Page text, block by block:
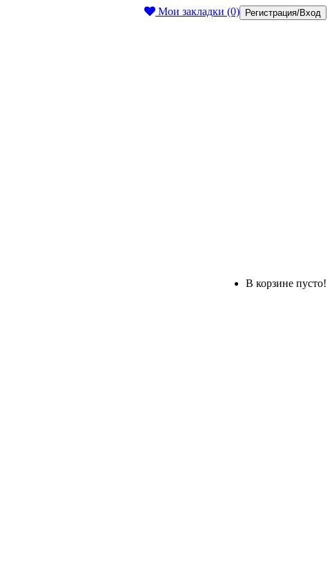
Регистрация/Вход
Мои закладки (0)
В корзине пусто!